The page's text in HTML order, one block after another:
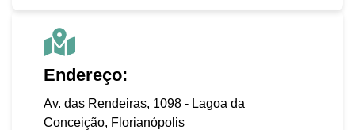
Endereço:
Av. das Rendeiras, 1098 - Lagoa da
Conceição, Florianópolis